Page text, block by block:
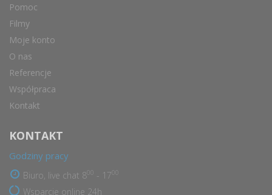
Pomoc
Filmy
Moje konto
O nas
Referencje
Współpraca
Kontakt
KONTAKT
Godziny pracy
Biuro, live chat 8 - 17
Wsparcie online 24h